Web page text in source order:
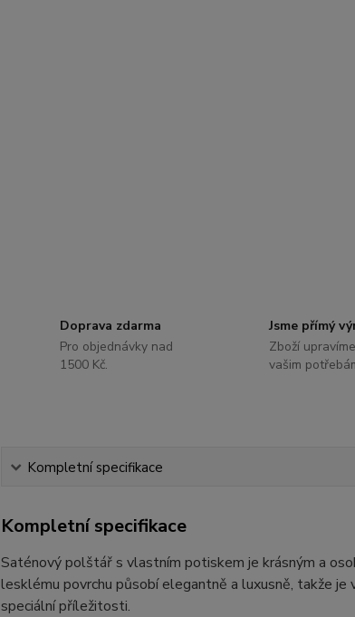
Doprava zdarma
Pro objednávky nad
1500 Kč.
Jsme přímý
Zboží
vašim
Kompletní specifikace
Kompletní specifikace
Saténový polštář s vlastním potiskem je krásným a
lesklému povrchu působí elegantně a luxusně, takže je
speciální příležitosti.